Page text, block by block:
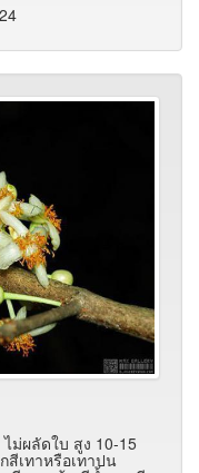
ม่ผลัดใบ สูง 10-15
สีเทาหรือเทาปน